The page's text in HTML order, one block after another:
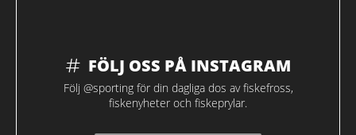
FÖLJ OSS PÅ INSTAGRAM
Följ @sporting för din dagliga dos av fiskefross,
fiskenyheter och fiskeprylar.